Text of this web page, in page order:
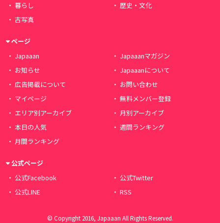
暮らし
歴史・文化
古写真
ページ
Japaaan
Japaaanマガジン
お知らせ
Japaaanについて
広告掲載について
お問い合わせ
マイページ
無料メンバー登録
エリア別アーカイブ
月別アーカイブ
本日の人気
週間ランキング
月間ランキング
公式ページ
公式Facebook
公式Twitter
公式LINE
RSS
© Copyright 2016, Japaaan All Rights Reserved.